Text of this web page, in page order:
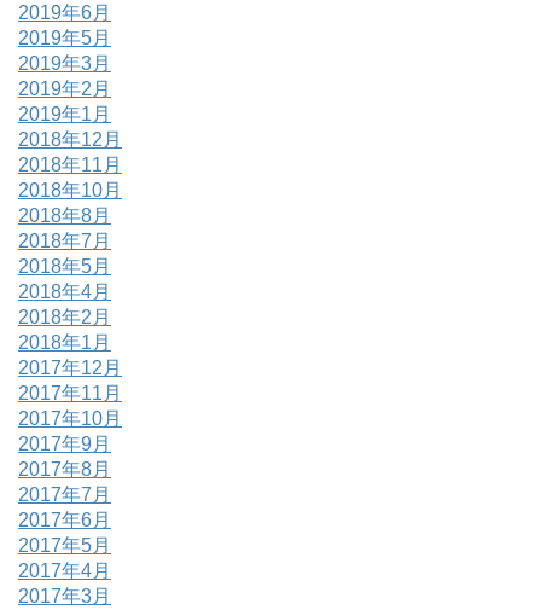
2019年6月
2019年5月
2019年3月
2019年2月
2019年1月
2018年12月
2018年11月
2018年10月
2018年8月
2018年7月
2018年5月
2018年4月
2018年2月
2018年1月
2017年12月
2017年11月
2017年10月
2017年9月
2017年8月
2017年7月
2017年6月
2017年5月
2017年4月
2017年3月